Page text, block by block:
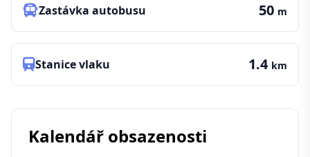
Zastávka autobusu 50 m
Stanice vlaku 1.4 km
Kalendář obsazenosti